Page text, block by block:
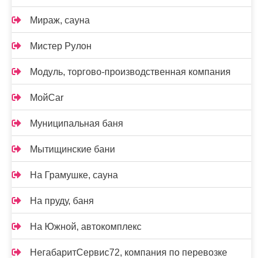
Мираж, сауна
Мистер Рулон
Модуль, торгово-производственная компания
МойCar
Муниципальная баня
Мытищинские бани
На Грамушке, сауна
На пруду, баня
На Южной, автокомплекс
НегабаритСервис72, компания по перевозке